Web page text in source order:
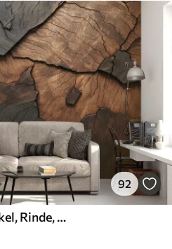
92
holz, Textur, Risse, dunkel, Rinde, Oberfläche